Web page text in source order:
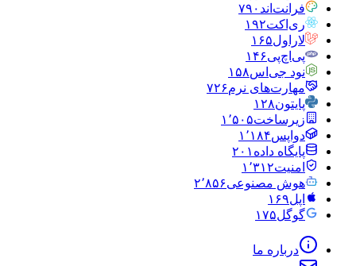
فرانت‌اند ۷۹۰
ری‌اکت۱۹۲
لاراول۱۶۵
پی‌اچ‌پی۱۴۶
نود جی‌اس۱۵۸
مهارت‌های نرم۷۲۶
پایتون۱۲۸
زیرساخت۱٬۵۰۵
دواپس۱٬۱۸۴
پایگاه داده ۲۰۱
امنیت۱٬۳۱۲
هوش مصنوعی۲٬۸۵۶
اپل۱۶۹
گوگل۱۷۵
درباره ما